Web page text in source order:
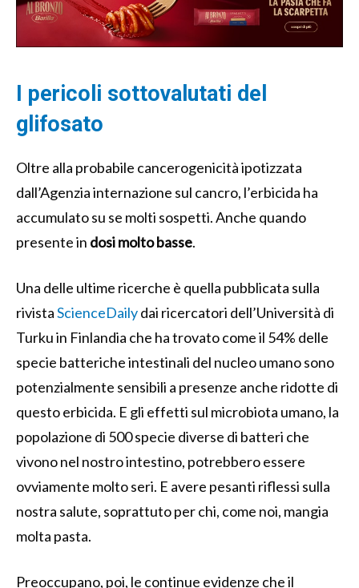
I pericoli sottovalutati del
glifosato
Oltre alla probabile cancerogenicità ipotizzata
dall’Agenzia internazione sul cancro, l’erbicida ha
accumulato su se molti sospetti. Anche quando
presente in dosi moltobasse.
Una delle ultime ricerche è quella pubblicata sulla
rivistaScienceDailydai ricercatori dell’Università di
Turku in Finlandia che ha trovato come il 54% delle
specie batteriche intestinali del nucleo umano sono
potenzialmente sensibili a presenze anche ridotte di
questo erbicida. E gli effetti sul microbiota umano, la
popolazione di 500 specie diverse di batteri che
vivono nel nostro intestino, potrebbero essere
ovviamente molto seri. E avere pesanti riflessi sulla
nostra salute, soprattuto per chi, come noi, mangia
molta pasta.
Preoccupano, poi, le continue evidenze che il